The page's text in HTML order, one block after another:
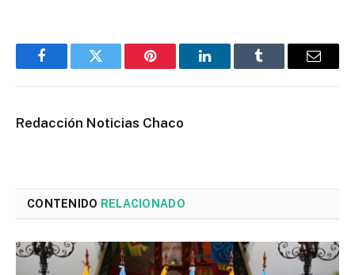
FacebookTwitter Pinterest LinkedInTumblr Email
Redacción Noticias Chaco
CONTENIDO RELACIONADO